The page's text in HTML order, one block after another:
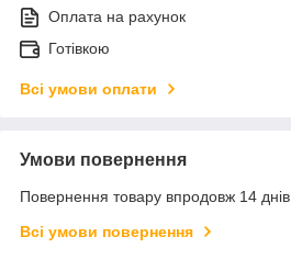
Оплата на рахунок
Готівкою
Всі умови оплати
Умови повернення
Повернення товару впродовж 14
Всі умови повернення